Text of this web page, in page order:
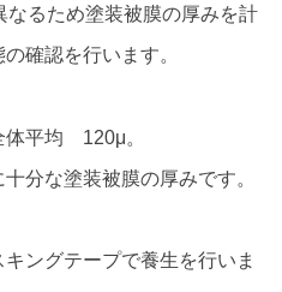
るため塗装被膜の厚みを計
確認を行います。
体平均 120μ。
分な塗装被膜の厚みです。
ングテープで養生を行いま